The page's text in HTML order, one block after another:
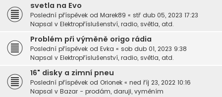
svetla na Evo
Poslední příspěvek od Marek89 « stř dub 05, 2023 17:23
Napsal v Elektropříslušenství, radio, světla, atd.
Problém při výměně origo rádia
Poslední příspěvek od Evka « sob dub 01, 2023 9:38
Napsal v Elektropříslušenství, radio, světla, atd.
16" disky a zimní pneu
Poslední příspěvek od Orionek « ned říj 23, 2022 10:16
Napsal v Bazar - prodám, daruji, vyměním